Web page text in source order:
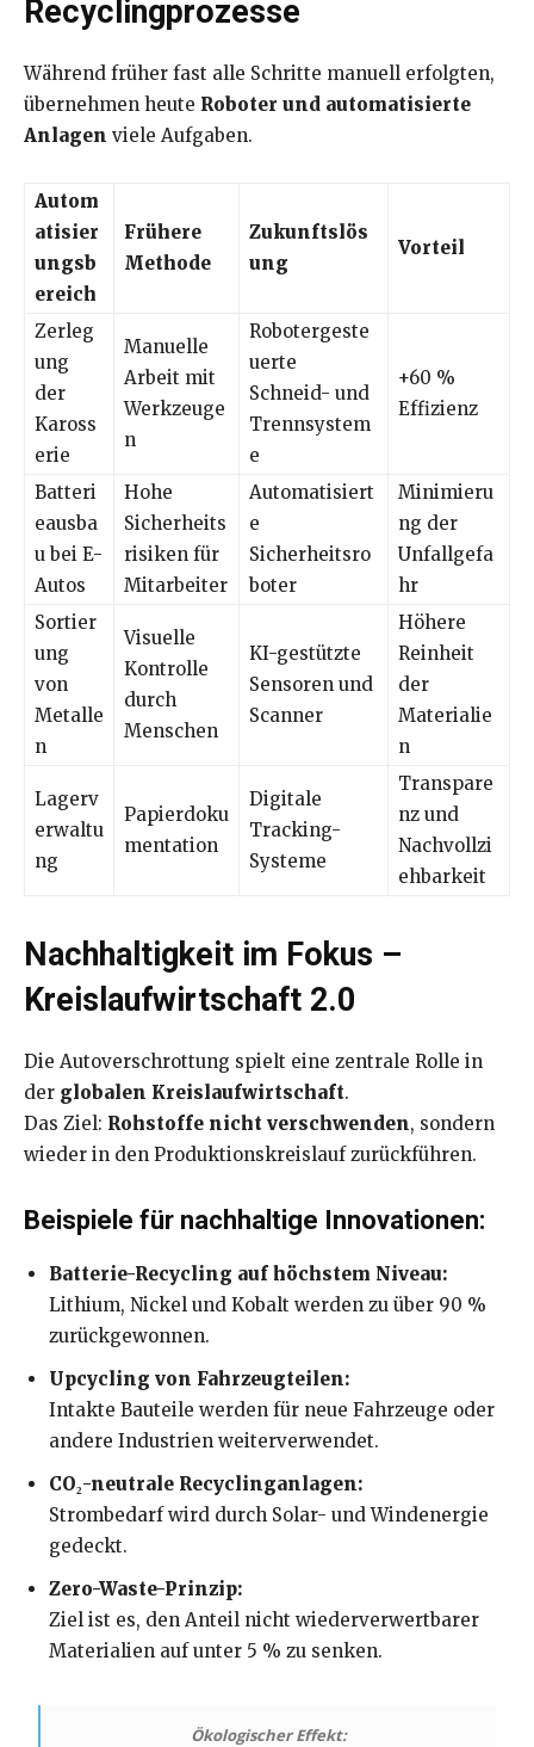
Recyclingprozesse
Während früher fast alle Schritte manuell erfolgten,
übernehmen heute Roboter und automatisierte
Anlagen viele Aufgaben.
Autom
atisier
ungsb
ereich
Frühere
Methode
Zukunftslös
ung
Vorteil
Zerleg
ung
der
Kaross
erie
Manuelle
Arbeit mit
Werkzeuge
n
Robotergeste
uerte
Schneid- und
Trennsystem
e
+60 %
Effizienz
Batteri
eausba
u bei E-
Autos
Hohe
Sicherheits
risiken für
Mitarbeiter
Automatisiert
e
Sicherheitsro
boter
Minimieru
ng der
Unfallgefa
hr
Sortier
ung
von
Metalle
n
Visuelle
Kontrolle
durch
Menschen
KI-gestützte
Sensoren und
Scanner
Höhere
Reinheit
der
Materialie
n
Lagerv
erwaltu
ng
Papierdoku
mentation
Digitale
Tracking-
Systeme
Transpare
nz und
Nachvollzi
ehbarkeit
Nachhaltigkeit im Fokus –
Kreislaufwirtschaft 2.0
Die Autoverschrottung spielt eine zentrale Rolle in
der globalen Kreislaufwirtschaft.
Das Ziel: Rohstoffe nicht verschwenden, sondern
wieder in den Produktionskreislauf zurückführen.
Beispiele für nachhaltige Innovationen:
Batterie-Recycling auf höchstem Niveau:
Lithium, Nickel und Kobalt werden zu über 90 %
zurückgewonnen.
Upcycling von Fahrzeugteilen:
Intakte Bauteile werden für neue Fahrzeuge oder
andere Industrien weiterverwendet.
CO₂-neutrale Recyclinganlagen:
Strombedarf wird durch Solar- und Windenergie
gedeckt.
Zero-Waste-Prinzip:
Ziel ist es, den Anteil nicht wiederverwertbarer
Materialien auf unter 5 % zu senken.
Ökologischer Effekt: